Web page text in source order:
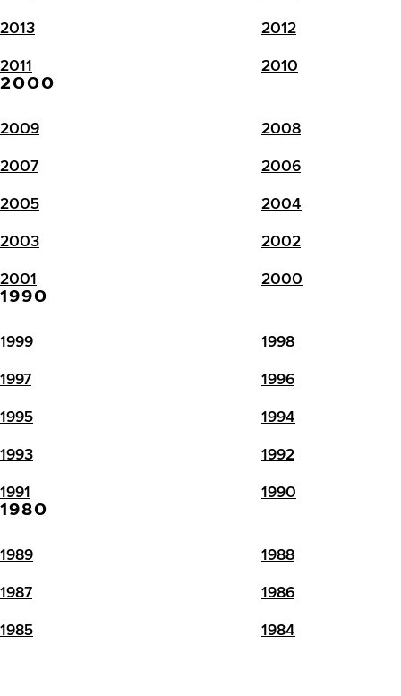
2013 2012
2011 2010
2000
2009 2008
2007 2006
2005 2004
2003 2002
2001 2000
1990
1999 1998
1997 1996
1995 1994
1993 1992
1991 1990
1980
1989 1988
1987 1986
1985 1984